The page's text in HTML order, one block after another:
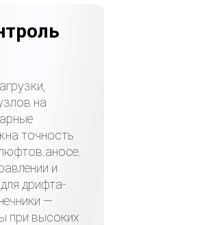
на
точность
и
дрифта-
—
при высоких